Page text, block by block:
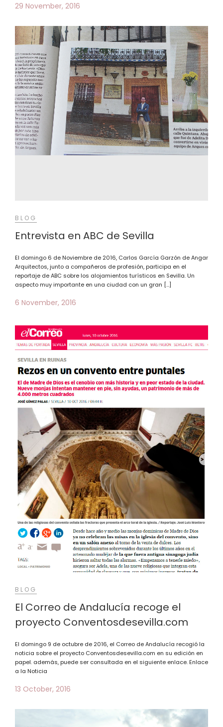
29 November, 2016
BLOG
Entrevista en ABC de Sevilla
El domingo 6 de Noviembre de 2016, Carlos García Garzón de Angar
Arquitectos, junto a compañeros de profesión, participa en el
reportaje de ABC sobre los alojamientos turísticos en Sevilla. Un
aspecto muy importante en una ciudad con un gran […]
6 November, 2016
BLOG
El Correo de Andalucía recoge el
proyecto Conventosdesevilla.com
El domingo 9 de octubre de 2016, el Correo de Andalucía recogió la
noticia sobre el proyecto Conventosdesevilla.com en su edición en
papel. además, puede ser consultada en el siguiente enlace. Enlace
a la Noticia
13 October, 2016